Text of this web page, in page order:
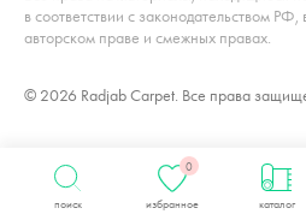
в соответствии с законодательством РФ,
авторском праве и смежных правах.
© 2026 Radjab Carpet. Все права
поиск
0
избранное каталог